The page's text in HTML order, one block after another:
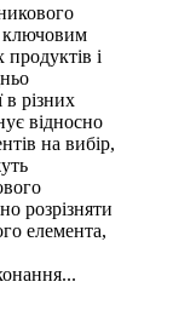
ключовим
і
в різних
відносно
на вибір,
розрізняти
елемента,